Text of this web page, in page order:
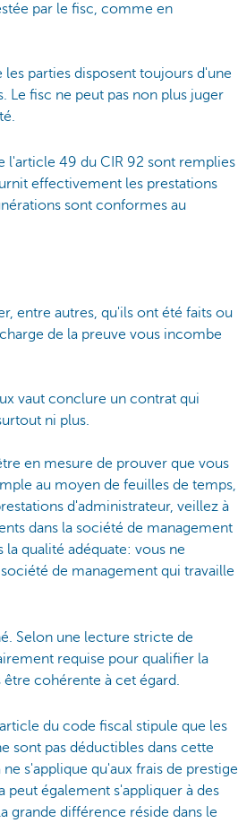
par le fisc, comme en
parties disposent toujours d'une
fisc ne peut pas non plus juger
l'article 49 du CIR 92 sont remplies
effectivement les prestations
sont conformes au
entre autres, qu'ils ont été faits ou
de la preuve vous incombe
vaut conclure un contrat qui
ni plus.
en mesure de prouver que vous
au moyen de feuilles de temps,
d'administrateur, veillez à
dans la société de management
qualité adéquate: vous ne
de management qui travaille
Selon une lecture stricte de
requise pour qualifier la
cohérente à cet égard.
du code fiscal stipule que les
sont pas déductibles dans cette
s'applique qu'aux frais de prestige
peut également s'appliquer à des
grande différence réside dans le